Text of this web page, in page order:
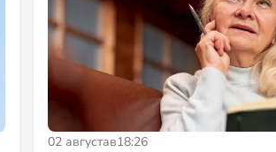
02 августав18:26